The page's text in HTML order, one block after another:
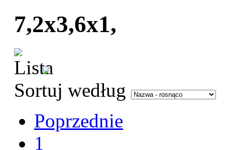
7,2x3,6x1,
Sortuj według
Poprzednie
1